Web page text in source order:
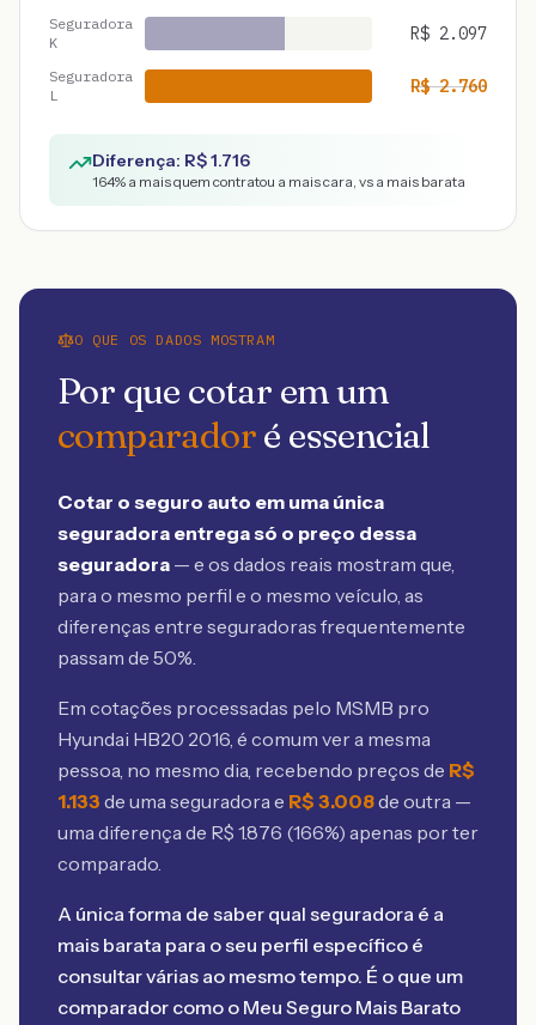
Seguradora
K
R$ 2.097
Seguradora
L
R$2.760
Diferença: R$1.716
164% a mais quem contratou a mais cara, vs a mais barata
O QUE OS DADOS MOSTRAM
Por que cotar em um
comparadoré essencial
Cotar o seguro auto em uma única
seguradora entrega só o preço dessa
seguradora — e os dados reais mostram que,
para o mesmo perfil e o mesmo veículo, as
diferenças entre seguradoras frequentemente
passam de 50%.
Em cotações processadas pelo MSMB pro
Hyundai HB20 2016, é comum ver a mesma
pessoa, no mesmo dia, recebendo preços de R$
1.133 de uma seguradora e R$ 3.008de outra —
uma diferença de R$ 1.876 (166%) apenas por ter
comparado.
A única forma de saber qual seguradora é a
mais barata para o seu perfil específico é
consultar várias ao mesmo tempo. É o que um
comparador como o Meu Seguro Mais Barato